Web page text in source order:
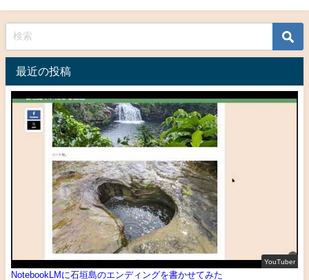
最近の投稿
YouTuber
NotebookLMに石垣島のエンディングを書かせてみた